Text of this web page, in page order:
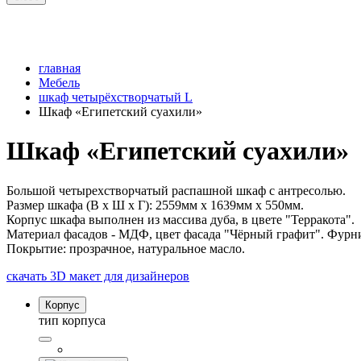
главная
Мебель
шкаф четырёхстворчатый L
Шкаф «Египетский суахили»
Шкаф «Египетский суахили»
Большой четырехстворчатый распашной шкаф с антресолью.
Размер шкафа (В х Ш х Г): 2559мм x 1639мм x 550мм.
Корпус шкафа выполнен из массива дуба, в цвете "Терракота".
Материал фасадов - МДФ, цвет фасада "Чёрный графит".
Покрытие: прозрачное, натуральное масло.
скачать 3D макет для дизайнеров
Корпус
тип корпуса